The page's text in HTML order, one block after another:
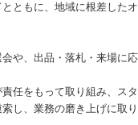
もに、地域に根差し
、出品・落札・来場に
をもって取り組み、ス
、業務の磨き上げに